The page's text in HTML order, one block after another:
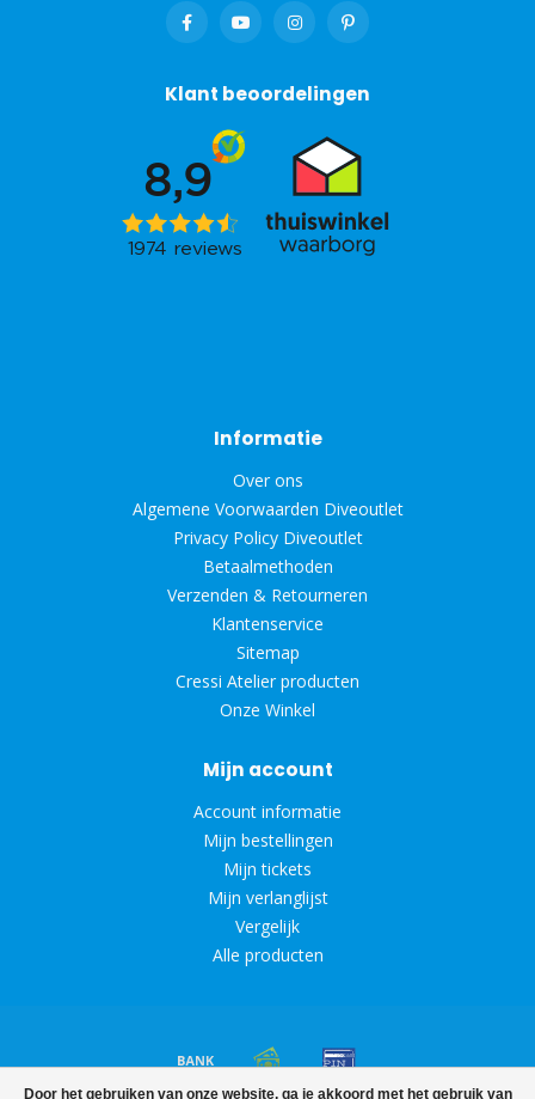
Door het gebruiken van onze website, ga je akkoord met het gebruik van
Klant beoordelingen
Informatie
Over ons
Algemene Voorwaarden Diveoutlet
Privacy Policy Diveoutlet
Betaalmethoden
Verzenden & Retourneren
Klantenservice
Sitemap
Cressi Atelier producten
Onze Winkel
Mijn account
Account informatie
Mijn bestellingen
Mijn tickets
Mijn verlanglijst
Vergelijk
Alle producten